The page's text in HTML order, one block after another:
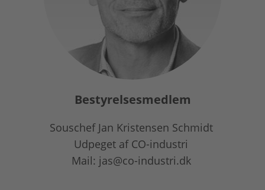
Bestyrelsesmedlem
Souschef Jan Kristensen Schmidt
Udpeget af CO-industri
Mail: jas@co-industri.dk